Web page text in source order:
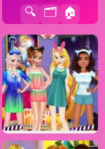
🏠
🗂️
🔍